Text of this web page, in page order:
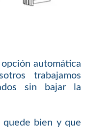
automática
trabajamos
sin bajar la
bien y que